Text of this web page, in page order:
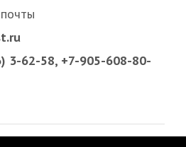
3-62-58, +7-905-608-80-